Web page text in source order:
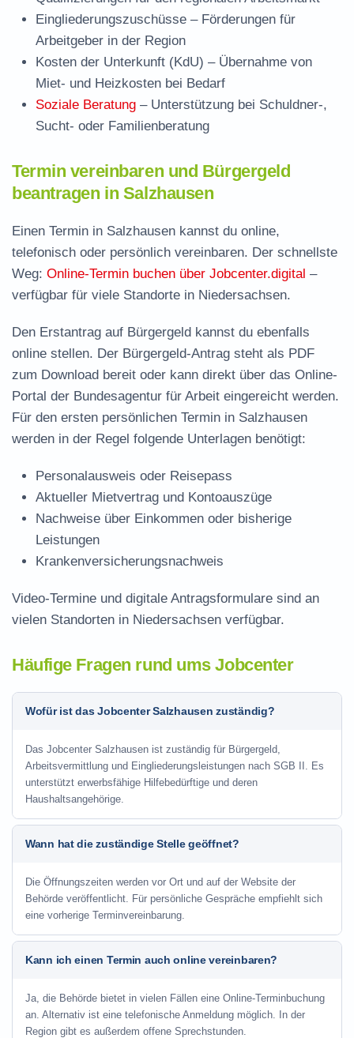
Eingliederungszuschüsse – Förderungen für
Arbeitgeber in der Region
Kosten der Unterkunft (KdU) – Übernahme von
Miet- und Heizkosten bei Bedarf
Soziale Beratung – Unterstützung bei Schuldner-,
Sucht- oder Familienberatung
Termin vereinbaren und Bürgergeld
beantragen in Salzhausen
Einen Termin in Salzhausen kannst du online,
telefonisch oder persönlich vereinbaren. Der schnellste
Weg: Online-Termin buchen über Jobcenter.digital –
verfügbar für viele Standorte in Niedersachsen.
Den Erstantrag auf Bürgergeld kannst du ebenfalls
online stellen. Der Bürgergeld-Antrag steht als PDF
zum Download bereit oder kann direkt über das Online-
Portal der Bundesagentur für Arbeit eingereicht werden.
Für den ersten persönlichen Termin in Salzhausen
werden in der Regel folgende Unterlagen benötigt:
Personalausweis oder Reisepass
Aktueller Mietvertrag und Kontoauszüge
Nachweise über Einkommen oder bisherige
Leistungen
Krankenversicherungsnachweis
Video-Termine und digitale Antragsformulare sind an
vielen Standorten in Niedersachsen verfügbar.
Häufige Fragen rund ums Jobcenter
Wofür ist das Jobcenter Salzhausen zuständig?
Das Jobcenter Salzhausen ist zuständig für Bürgergeld,
Arbeitsvermittlung und Eingliederungsleistungen nach SGB II. Es
unterstützt erwerbsfähige Hilfebedürftige und deren
Haushaltsangehörige.
Wann hat die zuständige Stelle geöffnet?
Die Öffnungszeiten werden vor Ort und auf der Website der
Behörde veröffentlicht. Für persönliche Gespräche empfiehlt sich
eine vorherige Terminvereinbarung.
Kann ich einen Termin auch online vereinbaren?
Ja, die Behörde bietet in vielen Fällen eine Online-Terminbuchung
an. Alternativ ist eine telefonische Anmeldung möglich. In der
Region gibt es außerdem offene Sprechstunden.